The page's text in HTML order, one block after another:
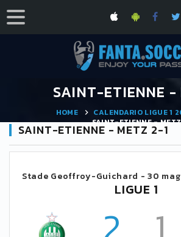
SAINT-ETIENNE -
HOME
CALENDARIO LIGUE 1
SAINT-ETIENNE - METZ
SAINT-ETIENNE - METZ 2-1
Stade Geoffroy-Guichard -30
LIGUE 1